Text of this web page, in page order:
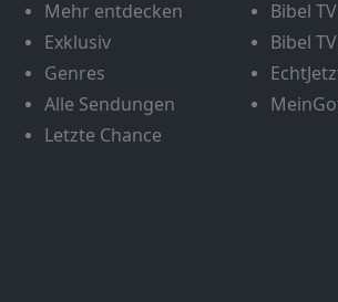
Mehr entdecken
Exklusiv
Genres
Alle Sendungen
Letzte Chance
Bibel TV
Bibel